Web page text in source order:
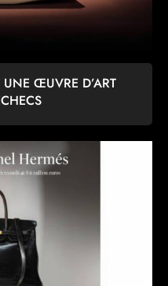
UNE ŒUVRE D’ART